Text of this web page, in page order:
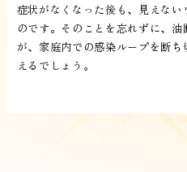
症状がなくなった後も、見えな
のです。そのことを忘れずに、
が、家庭内での感染ループを断
えるでしょう。